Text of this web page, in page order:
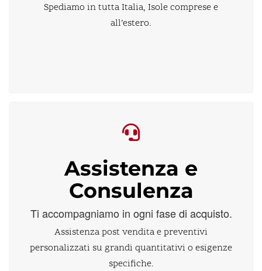
Spediamo in tutta Italia, Isole comprese e
all’estero.
Assistenza e
Consulenza
Ti accompagniamo in ogni fase di acquisto.
Assistenza post vendita e preventivi
personalizzati su grandi quantitativi o esigenze
specifiche.